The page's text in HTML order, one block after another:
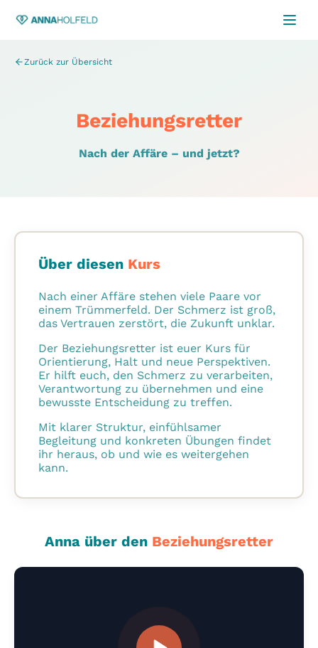
Zurück zur Übersicht
Beziehungsretter– Anna
Nach der Affäre – und jetzt?
Über diesen Kurs
Nach einer Affäre stehen viele Paare vor
einem Trümmerfeld. Der Schmerz ist groß,
das Vertrauen zerstört, die Zukunft unklar.
Der Beziehungsretter ist euer Kurs für
Orientierung, Halt und neue Perspektiven.
Er hilft euch, den Schmerz zu verarbeiten,
Verantwortung zu übernehmen und eine
bewusste Entscheidung zu treffen.
Mit klarer Struktur, einfühlsamer
Begleitung und konkreten Übungen findet
ihr heraus, ob und wie es weitergehen
kann.
Anna über den Beziehungsretter